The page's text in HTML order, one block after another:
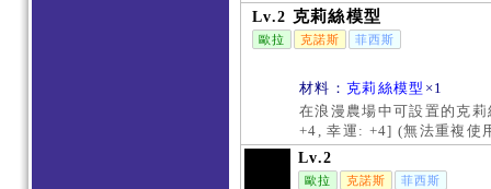
Lv.2 克莉絲模型
歐拉 克諾斯 菲西斯
材料： 克莉絲模型 ×1
在浪漫農場中可設置的克
+4, 幸運: +4] (無法重複使
Lv.2
歐拉 克諾斯 菲西斯